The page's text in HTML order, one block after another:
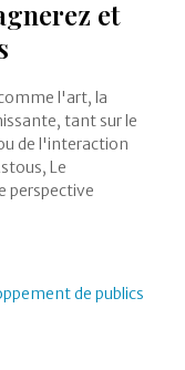
et
l'art, la
tant sur le
de l'interaction
Le
perspective
de publics